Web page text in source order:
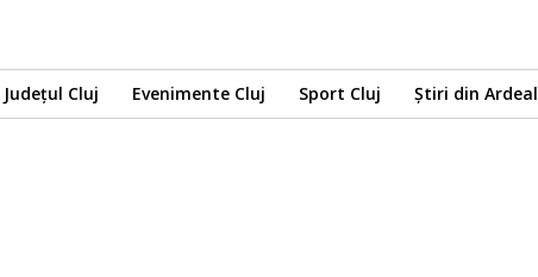
Județul Cluj Evenimente Cluj Sport Cluj Știri din Ardeal